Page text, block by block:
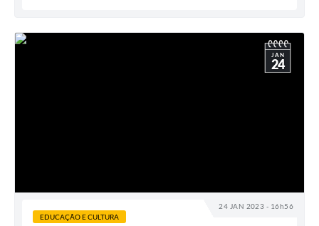
24 JAN 2023 - 16h56
JAN
24
EDUCAÇÃO E CULTURA